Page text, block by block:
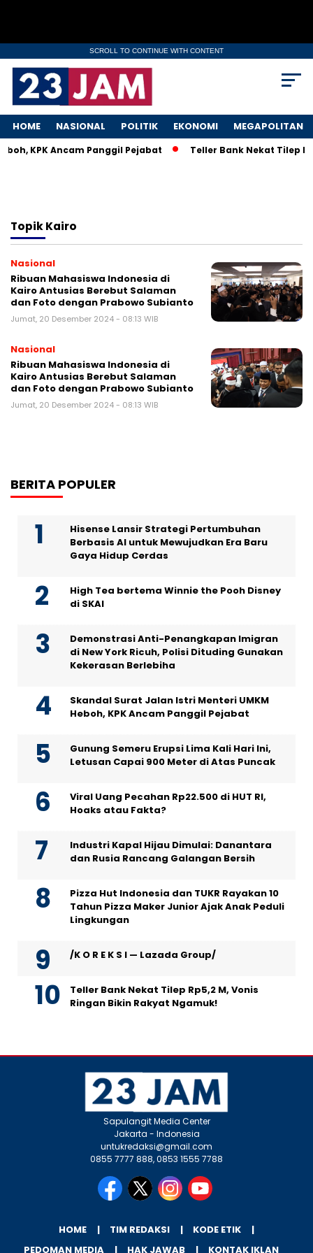
SCROLL TO CONTINUE WITH CONTENT
HOME NASIONAL POLITIK EKONOMI MEGAPOLITAN
KPK Ancam Panggil Pejabat Teller Bank Nekat Tilep
TopikKairo
Nasional
Ribuan Mahasiswa Indonesia di
Kairo Antusias Berebut Salaman
dan Foto dengan Prabowo Subianto
Jumat, 20 Desember 2024 - 08:13 WIB
Nasional
Ribuan Mahasiswa Indonesia di
Kairo Antusias Berebut Salaman
dan Foto dengan Prabowo Subianto
Jumat, 20 Desember 2024 - 08:13 WIB
BERITA POPULER
Hisense Lansir Strategi Pertumbuhan
Berbasis AI untuk Mewujudkan Era Baru
Gaya Hidup Cerdas
High Tea bertema Winnie the Pooh Disney
di SKAI
Demonstrasi Anti-Penangkapan Imigran
di New York Ricuh, Polisi Dituding Gunakan
Kekerasan Berlebiha
Skandal Surat Jalan Istri Menteri UMKM
Heboh, KPK Ancam Panggil Pejabat
Gunung Semeru Erupsi Lima Kali Hari Ini,
Letusan Capai 900 Meter di Atas Puncak
Viral Uang Pecahan Rp22.500 di HUT RI,
Hoaks atau Fakta?
Industri Kapal Hijau Dimulai: Danantara
dan Rusia Rancang Galangan Bersih
Pizza Hut Indonesia dan TUKR Rayakan 10
Tahun Pizza Maker Junior Ajak Anak Peduli
Lingkungan
/K O R E K S I — Lazada Group/
Teller Bank Nekat Tilep Rp5,2 M, Vonis
Ringan Bikin Rakyat Ngamuk!
Sapulangit Media Center
Jakarta - Indonesia
untukredaksi@gmail.com
0855 7777 888, 0853 1555 7788
HOME TIM REDAKSI
KODE ETIK
PEDOMAN MEDIA
HAK JAWAB KONTAK IKLAN